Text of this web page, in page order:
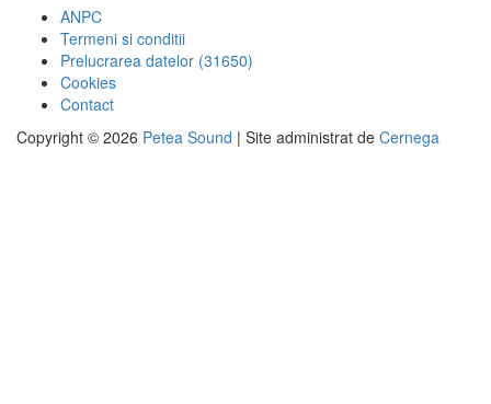
ANPC
Termeni si conditii
Prelucrarea datelor (31650)
Cookies
Contact
Copyright © 2026 Petea Sound | Site administrat de Cernega